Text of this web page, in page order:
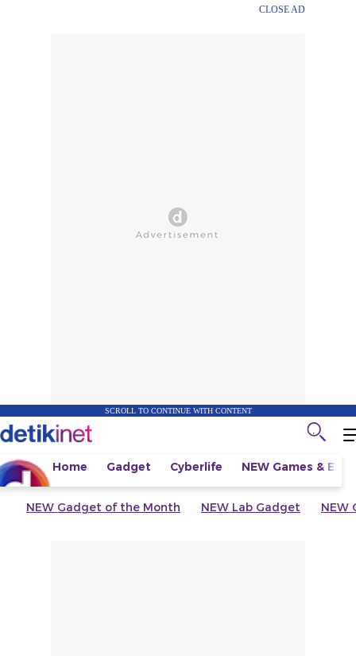
CLOSE AD
SCROLL TO CONTINUE WITH CONTENT
Home Gadget Cyberlife NEW Games &
NEW Gadget of the Month NEW Lab Gadget NEW